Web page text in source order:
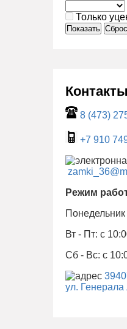
Только
Показать
Контакты
8 (473)
+7 910
Режим
Понедельник
Вт - Пт: с
Сб - Вс: с
ул.